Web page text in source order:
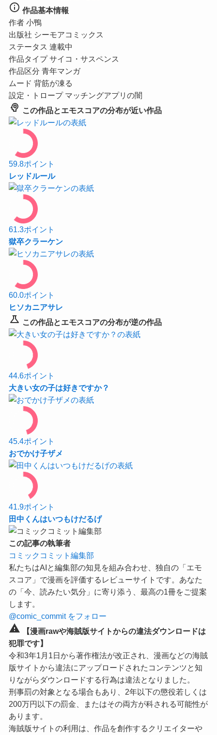
info 作品基本情報
作者 小鴨
出版社 シーモアコミックス
ステータス 連載中
作品タイプ サイコ・サスペンス
作品区分 青年マンガ
ムード 背筋が凍る
設定・トロープ マッチングアプリの闇
psychology この作品とエモスコアの分布が近い作品
59.8ポイント
レッドルール
61.3ポイント
獄卒クラーケン
60.0ポイント
ヒソカニアサレ
science この作品とエモスコアの分布が逆の作品
44.6ポイント
大きい女の子は好きですか？
45.4ポイント
おでかけ子ザメ
41.9ポイント
田中くんはいつもけだるげ
この記事の執筆者
コミックコミット編集部
私たちはAIと編集部の知見を組み合わせ、独自の「エモ
スコア」で漫画を評価するレビューサイトです。あなた
の「今、読みたい気分」に寄り添う、最高の1冊をご提案
します。
@comic_commit をフォロー
warning
【漫画rawや海賊版サイトからの違法ダウンロードは
犯罪です】
令和3年1月1日から著作権法が改正され、漫画などの海賊
版サイトから違法にアップロードされたコンテンツと知
りながらダウンロードする行為は違法となりました。
刑事罰の対象となる場合もあり、2年以下の懲役若しくは
200万円以下の罰金、またはその両方が科される可能性が
あります。
海賊版サイトの利用は、作品を創作するクリエイターや